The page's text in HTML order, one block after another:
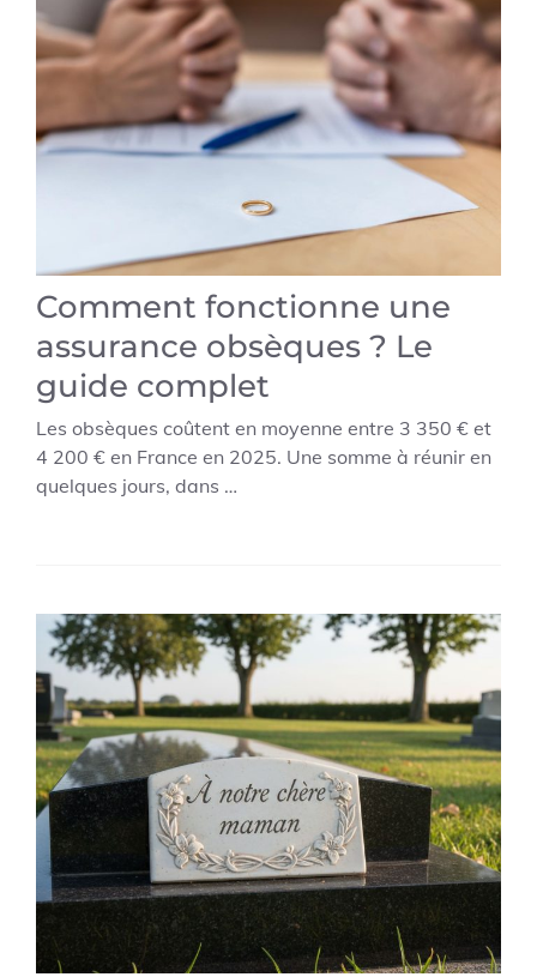
Comment fonctionne une
assurance obsèques ? Le
guide complet
Les obsèques coûtent en moyenne entre 3 350 € et
4 200 € en France en 2025. Une somme à réunir en
quelques jours, dans …